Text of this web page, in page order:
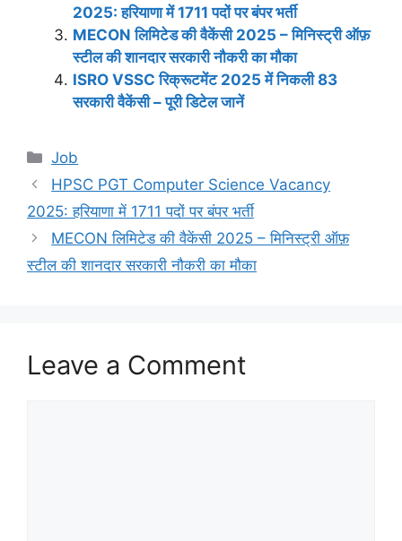
2025: हरियाणा में 1711 पदों पर बंपर भर्ती
MECON लिमिटेड की वैकेंसी 2025 – मिनिस्ट्री ऑफ़
स्टील की शानदार सरकारी नौकरी का मौका
ISRO VSSC रिक्रूटमेंट 2025 में निकली 83
सरकारी वैकेंसी – पूरी डिटेल जानें
Categories
Job
HPSC PGT Computer Science Vacancy
2025: हरियाणा में 1711 पदों पर बंपर भर्ती
MECON लिमिटेड की वैकेंसी 2025 – मिनिस्ट्री ऑफ़
स्टील की शानदार सरकारी नौकरी का मौका
Leave a Comment